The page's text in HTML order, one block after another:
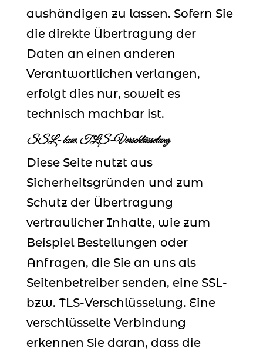
aushändigen zu lassen. Sofern Sie
die direkte Übertragung der
Daten an einen anderen
Verantwortlichen verlangen,
erfolgt dies nur, soweit es
technisch machbar ist.
SSL- bzw. TLS-Verschlüsselung
Diese Seite nutzt aus
Sicherheitsgründen und zum
Schutz der Übertragung
vertraulicher Inhalte, wie zum
Beispiel Bestellungen oder
Anfragen, die Sie an uns als
Seitenbetreiber senden, eine SSL-
bzw. TLS-Verschlüsselung. Eine
verschlüsselte Verbindung
erkennen Sie daran, dass die